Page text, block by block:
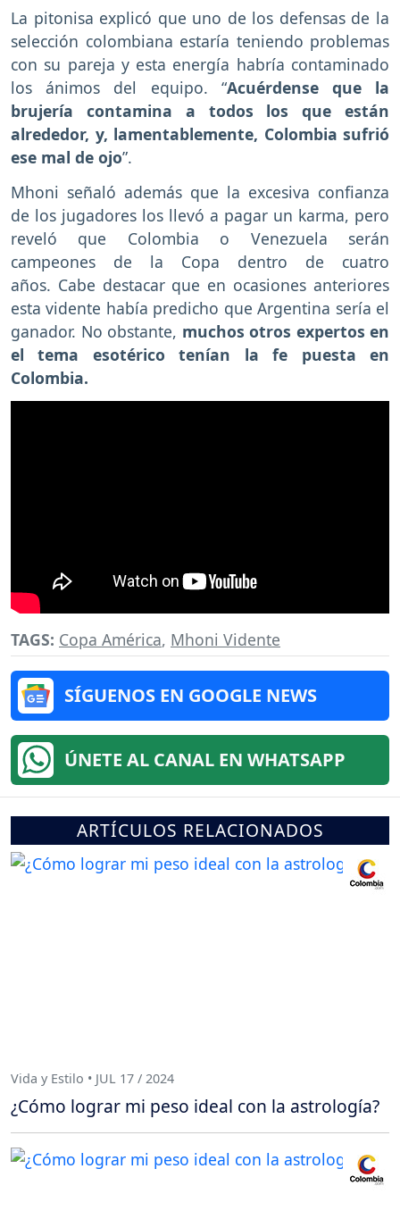
La pitonisa explicó que uno de los defensas de la
selección colombiana estaría teniendo problemas
con su pareja y esta energía habría contaminado
los ánimos del equipo. “Acuérdense que la
brujería contamina a todos los que están
alrededor, y, lamentablemente, Colombia sufrió
ese mal de ojo”.
Mhoni señaló además que la excesiva confianza
de los jugadores los llevó a pagar un karma, pero
reveló que Colombia o Venezuela serán
campeones de la Copa dentro de cuatro
años. Cabe destacar que en ocasiones anteriores
esta vidente había predicho que Argentina sería el
ganador. No obstante, muchos otros expertos en
el tema esotérico tenían la fe puesta en
Colombia.
TAGS: Copa América, Mhoni Vidente
SÍGUENOS EN GOOGLE NEWS
ÚNETE AL CANAL EN WHATSAPP
ARTÍCULOS RELACIONADOS
Vida y Estilo • JUL 17 / 2024
¿Cómo lograr mi peso ideal con la astrología?